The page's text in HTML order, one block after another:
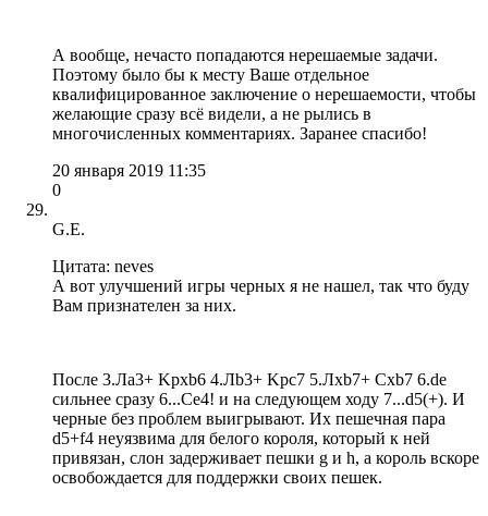
А вообще, нечасто попадаются нерешаемые задачи.
Поэтому было бы к месту Ваше отдельное
квалифицированное заключение о нерешаемости, чтобы
желающие сразу всё видели, а не рылись в
многочисленных комментариях. Заранее спасибо!
20 января 2019 11:35
0
G.E.
Цитата: neves
А вот улучшений игры черных я не нашел, так что буду
Вам признателен за них.
После 3.Ла3+ Kpxb6 4.Лb3+ Kpc7 5.Лхb7+ Cxb7 6.de
сильнее сразу 6...Се4! и на следующем ходу 7...d5(+). И
черные без проблем выигрывают. Их пешечная пара
d5+f4 неуязвима для белого короля, который к ней
привязан, слон задерживает пешки g и h, а король вскоре
освобождается для поддержки своих пешек.